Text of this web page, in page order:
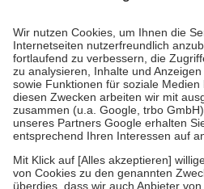
höchstens zehn Euro.
Es sind jedoch
Kosten der Leistung zu entrichten.
Diese Regeln gelten grundsätzlich
Bei Heilmitteln und häuslicher
Zuzahlung zehn Prozent der Kosten
Verordnung.
Um das Engagement der Versicherten
stärken und die besondere Stellung
fallenkeine Zuzahlungenan bei:
• Kindern und Jugendlichen bis zum